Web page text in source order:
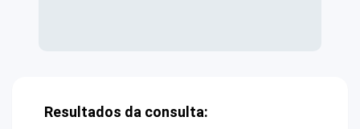
Resultados da consulta: